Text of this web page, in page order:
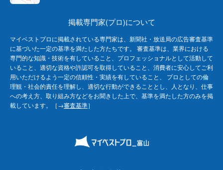
掲載専門家(プロ)について
マイベストプロに掲載されている専門家は、新聞社・放送局の広告審査基準
に基づいた一定の基準を満たした方たちです。 審査基準は、業界における
専門的な知識・技術を有していること、プロフェッショナルとして活動して
いること、適切な資格や許認可を取得していること、消費者に安心してご利
用いただけるよう一定の信頼性・実績を有していること、 プロとしての倫
理観・社会的責任を理解し、適切な行動ができることとし、人となり、仕事
への考え方、取り組み方などをお聞きした上で、基準を満たした方のみを掲
載しています。［→審査基準］